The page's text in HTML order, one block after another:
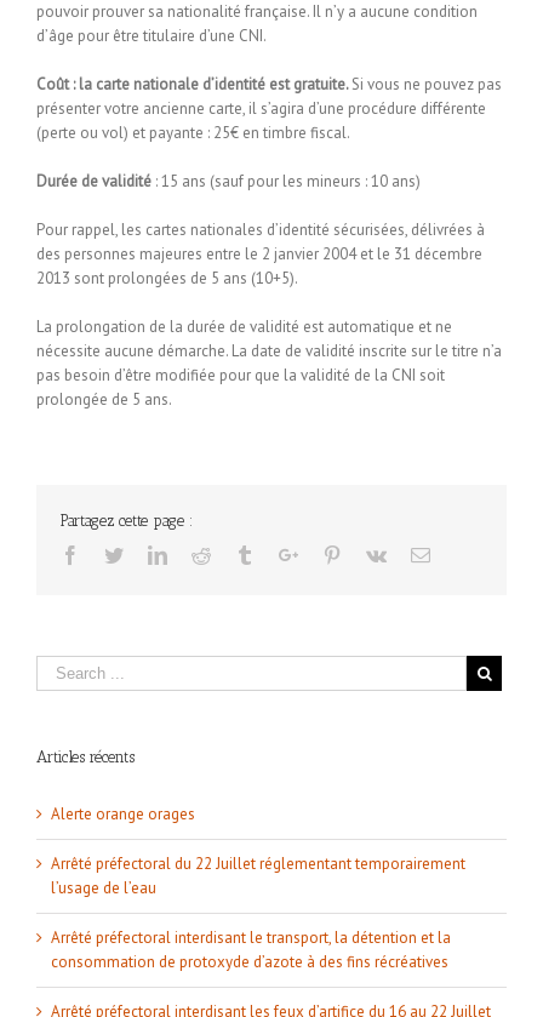
pouvoir prouver sa nationalité française. Il n’y a aucune condition
d’âge pour être titulaire d’une CNI.
Coût : la carte nationale d’identité est gratuite.Si vous ne pouvez pas
présenter votre ancienne carte, il s’agira d’une procédure différente
(perte ou vol) et payante : 25€ en timbre fiscal.
Durée de validité : 15 ans (sauf pour les mineurs : 10 ans)
Pour rappel, les cartes nationales d’identité sécurisées, délivrées à
des personnes majeures entre le 2 janvier 2004 et le 31 décembre
2013 sont prolongées de 5 ans (10+5).
La prolongation de la durée de validité est automatique et ne
nécessite aucune démarche. La date de validité inscrite sur le titre n’a
pas besoin d’être modifiée pour que la validité de la CNI soit
prolongée de 5 ans.
Partagez cette page :
Facebook
TwitterLinkedinReddit TumblrGoogle+Pinterest
Vk Email
Articles récents
Alerte orange orages
Arrêté préfectoral du 22 Juillet réglementant temporairement
l’usage de l’eau
Arrêté préfectoral interdisant le transport, la détention et la
consommation de protoxyde d’azote à des fins récréatives
Arrêté préfectoral interdisant les feux d’artifice du 16 au 22 Juillet